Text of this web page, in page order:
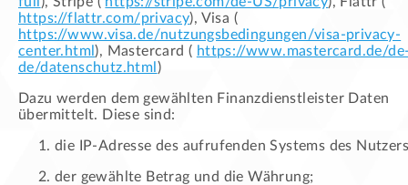
https://flattr.com/privacy), Visa (
https://www.visa.de/nutzungsbedingungen/visa-privacy-
center.html ), Mastercard ( https://www.mastercard.de/
de/datenschutz.html )
Dazu werden dem gewählten Finanzdienstleister Daten
übermittelt. Diese sind:
die IP-Adresse des aufrufenden Systems des
der gewählte Betrag und die Währung;